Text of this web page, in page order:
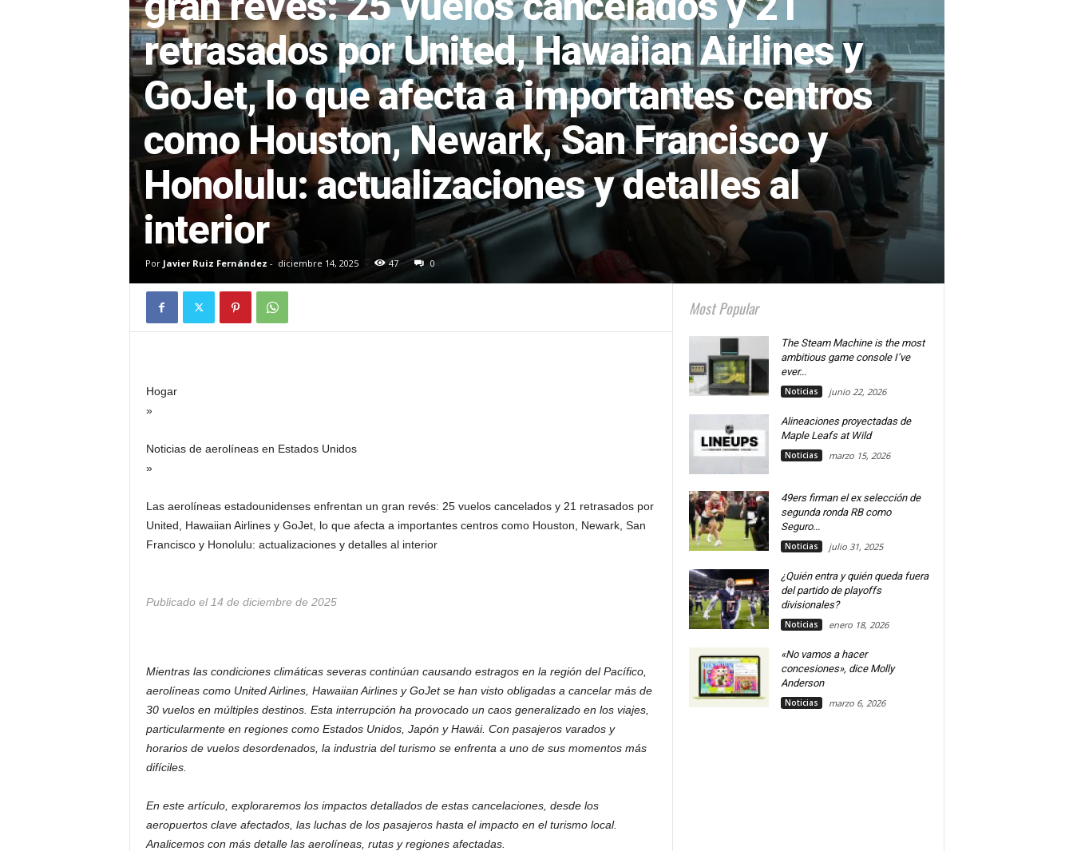
retrasados ​​por United, Hawaiian Airlines y
GoJet, lo que afecta a importantes centros
como Houston, Newark, San Francisco y
Honolulu: actualizaciones y detalles al
interior
Por Javier Ruiz Fernández - diciembre 14, 2025 47 0
Hogar
»
Noticias de aerolíneas en Estados Unidos
»
Las aerolíneas estadounidenses enfrentan un gran revés: 25 vuelos cancelados y 21 retrasados ​​por
United, Hawaiian Airlines y GoJet, lo que afecta a importantes centros como Houston, Newark, San
Francisco y Honolulu: actualizaciones y detalles al interior
Publicado el 14 de diciembre de 2025
Mientras las condiciones climáticas severas continúan causando estragos en la región del Pacífico,
aerolíneas como United Airlines, Hawaiian Airlines y GoJet se han visto obligadas a cancelar más de
30 vuelos en múltiples destinos. Esta interrupción ha provocado un caos generalizado en los viajes,
particularmente en regiones como Estados Unidos, Japón y Hawái. Con pasajeros varados y
horarios de vuelos desordenados, la industria del turismo se enfrenta a uno de sus momentos más
difíciles.
En este artículo, exploraremos los impactos detallados de estas cancelaciones, desde los
aeropuertos clave afectados, las luchas de los pasajeros hasta el impacto en el turismo local.
Analicemos con más detalle las aerolíneas, rutas y regiones afectadas.
Most Popular
The Steam Machine is the most
ambitious game console I’ve
ever...
Noticias junio 22, 2026
Alineaciones proyectadas de
Maple Leafs at Wild
Noticias marzo 15, 2026
49ers firman el ex selección de
segunda ronda RB como
Seguro...
Noticias julio 31, 2025
¿Quién entra y quién queda fuera
del partido de playoffs
divisionales?
Noticias enero 18, 2026
«No vamos a hacer
concesiones», dice Molly
Anderson
Noticias marzo 6, 2026